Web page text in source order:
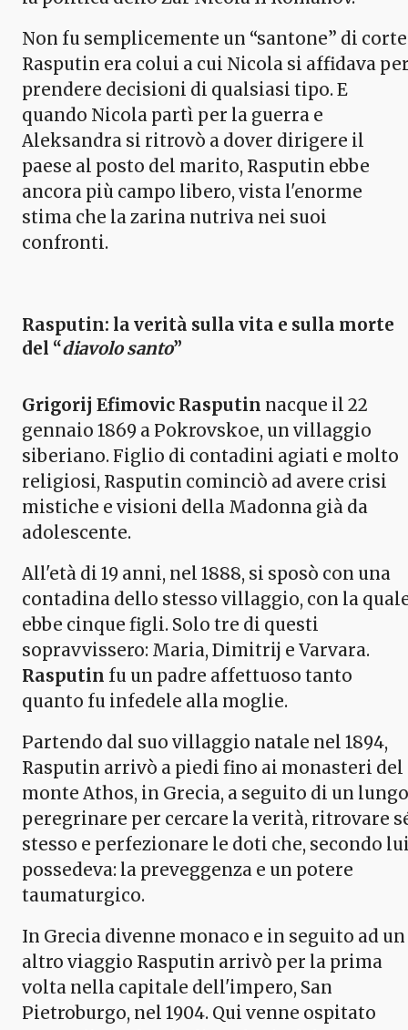
Non fu semplicemente un “santone” di
Rasputin era colui a cui Nicola si affidava
prendere decisioni di qualsiasi tipo. E
quando Nicola partì per la guerra e
Aleksandra si ritrovò a dover dirigere il
paese al posto del marito, Rasputin ebbe
ancora più campo libero, vista l'enorme
stima che la zarina nutriva nei suoi
confronti.
Rasputin: la verità sulla vita e sulla morte
del “diavolo santo”
Grigorij Efimovic Rasputin nacque il 22
gennaio 1869 a Pokrovskoe, un villaggio
siberiano. Figlio di contadini agiati e molto
religiosi, Rasputin cominciò ad avere crisi
mistiche e visioni della Madonna già da
adolescente.
All'età di 19 anni, nel 1888, si sposò con una
contadina dello stesso villaggio, con la
ebbe cinque figli. Solo tre di questi
sopravvissero: Maria, Dimitrij e Varvara.
Rasputin fu un padre affettuoso tanto
quanto fu infedele alla moglie.
Partendo dal suo villaggio natale nel 1894,
Rasputin arrivò a piedi fino ai monasteri del
monte Athos, in Grecia, a seguito di un lungo
peregrinare per cercare la verità, ritrovare
stesso e perfezionare le doti che, secondo
possedeva: la preveggenza e un potere
taumaturgico.
In Grecia divenne monaco e in seguito ad un
altro viaggio Rasputin arrivò per la prima
volta nella capitale dell'impero, San
Pietroburgo, nel 1904. Qui venne ospitato